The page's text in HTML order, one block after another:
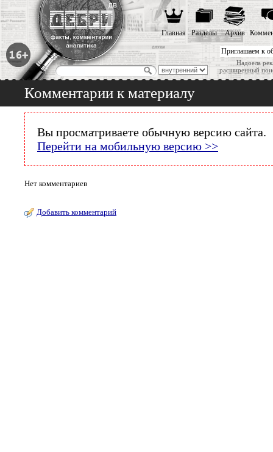
Приглашаем к
Надоела
расширенный
Главная Разделы Архив
Комментарии к материалу
Вы просматриваете обычную версию сайта.
Перейти на мобильную версию >>
Нет комментариев
Добавить комментарий